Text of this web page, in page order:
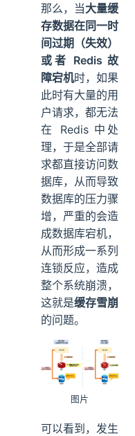
那么，当大量缓
存数据在同一时
间过期（失效）
或者 Redis 故
障宕机时，如果
此时有大量的用
户请求，都无法
在 Redis 中处
理，于是全部请
求都直接访问数
据库，从而导致
数据库的压力骤
增，严重的会造
成数据库宕机，
从而形成一系列
连锁反应，造成
整个系统崩溃，
这就是缓存雪崩
的问题。
图片
可以看到，发生